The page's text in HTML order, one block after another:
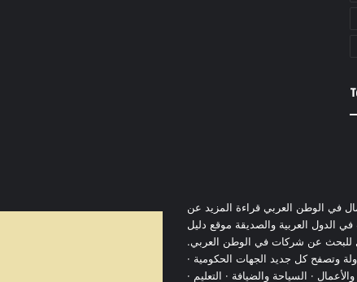
في الوطن العربي قراءة المزيد عن
الدول العربية والصديقة موقع دليل
للبحث عن شركات في الوطن العربي.
وتصفح كل جديد الجهات الحكومية ·
· السياحة والضيافة · التعليم ·